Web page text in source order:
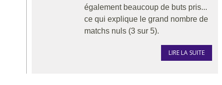
également beaucoup de buts pris...
ce qui explique le grand nombre de
matchs nuls (3 sur 5).
LIRE LA SUITE